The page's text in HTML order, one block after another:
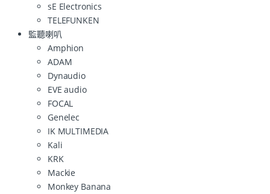
sE Electronics
TELEFUNKEN
監聽喇叭
Amphion
ADAM
Dynaudio
EVE audio
FOCAL
Genelec
IK MULTIMEDIA
Kali
KRK
Mackie
Monkey Banana